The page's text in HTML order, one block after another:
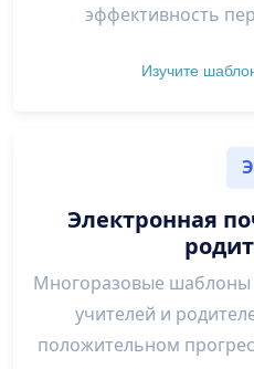
эффективность
Изучите
Э
Электронная
Многоразовые шаблоны
учителей и
положительном